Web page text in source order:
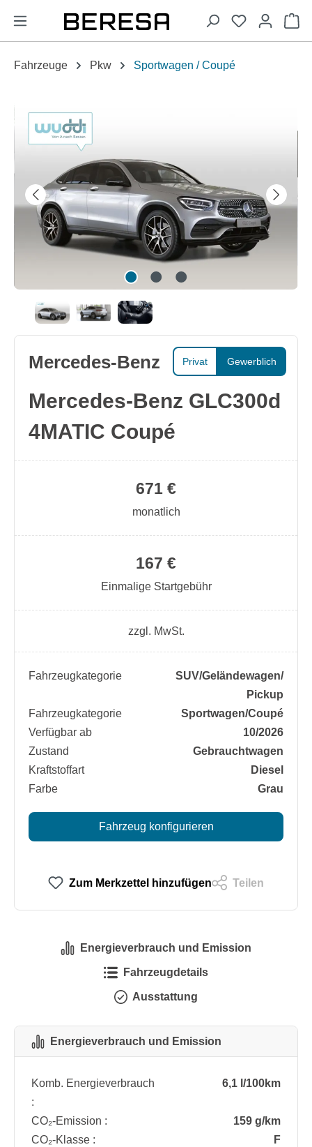
springen
Fahrzeuge Pkw Sportwagen / Coupé
Bildergalerie überspringen
Privat Gewerblich
Mercedes-Benz
Mercedes-Benz GLC300d
4MATIC Coupé
167 €
Einmalige Startgebühr
671 €
monatlich
zzgl. MwSt.
Fahrzeugkategorie
SUV/​Geländewagen/​
Pickup
Fahrzeugkategorie
Sportwagen/​Coupé
Verfügbar ab
10/2026
Zustand
Gebrauchtwagen
Kraftstoffart
Diesel
Farbe
Grau
Fahrzeug konfigurieren
Zum Merkzettel hinzufügen Teilen
Energieverbrauch und Emission
Fahrzeugdetails
Ausstattung
Energieverbrauch und Emission
Komb. Energieverbrauch
:
6,1 l/100km
CO₂-Emission :
159 g/km
CO₂-Klasse :
F